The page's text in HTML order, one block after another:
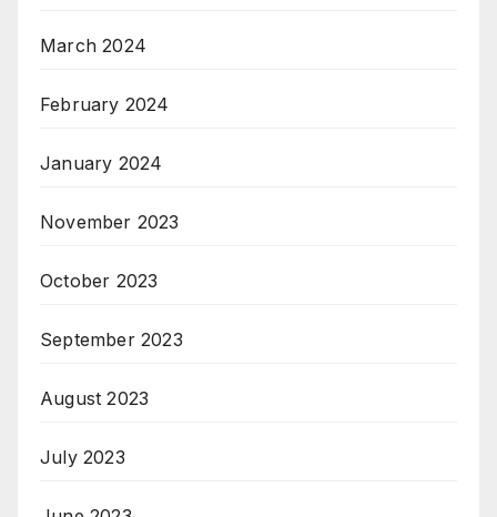
March 2024
February 2024
January 2024
November 2023
October 2023
September 2023
August 2023
July 2023